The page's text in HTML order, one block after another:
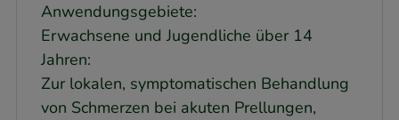
Anwendungsgebiete:
Erwachsene und Jugendliche über 14
Jahren:
Zur lokalen, symptomatischen Behandlung
von Schmerzen bei akuten Prellungen,